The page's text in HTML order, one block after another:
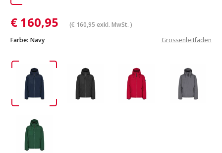
€ 160,95 (€ 160,95 exkl. MwSt. )
Farbe: Navy Grössenleitfaden